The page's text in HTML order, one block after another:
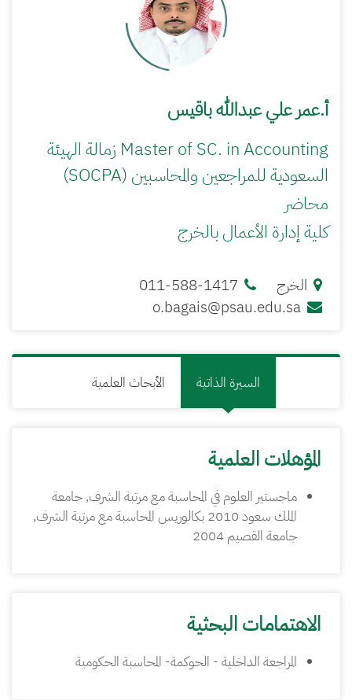
أ.عمر علي عبدالله باقيس
Master of SC. in Accounting زمالة الهيئة
السعودية للمراجعين والمحاسبين (SOCPA)
محاضر
كلية إدارة الأعمال بالخرج
الخرج
011-588-1417
o.bagais@psau.edu.sa
السيرة الذاتية الأبحاث العلمية
المؤهلات العلمية
ماجستير العلوم في المحاسبة مع مرتبة الشرف, جامعة
الملك سعود 2010 بكالوريس المحاسبة مع مرتبة الشرف,
جامعة القصيم 2004
الاهتمامات البحثية
المراجعة الداخلية - الحوكمة- المحاسبة الحكومية